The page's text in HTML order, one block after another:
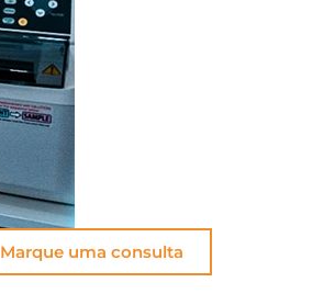
Marque uma consulta